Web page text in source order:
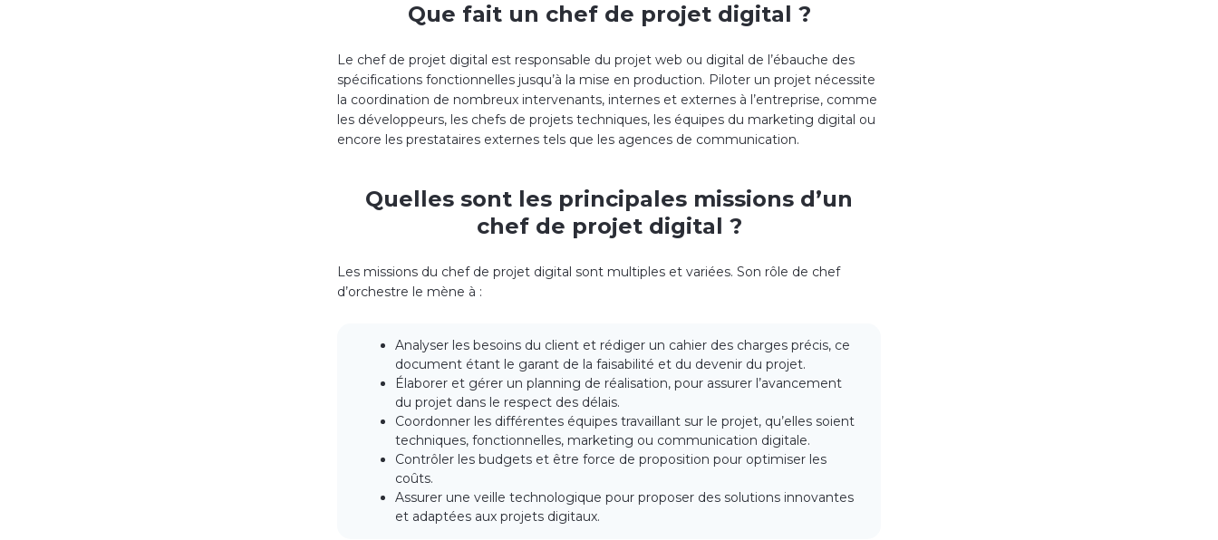
Que fait un chef de projet digital ?
Le chef de projet digital est responsable du projet web ou digital de l’ébauche des
spécifications fonctionnelles jusqu’à la mise en production. Piloter un projet nécessite
la coordination de nombreux intervenants, internes et externes à l’entreprise, comme
les développeurs, les chefs de projets techniques, les équipes du marketing digital ou
encore les prestataires externes tels que les agences de communication.
Quelles sont les principales missions d’un
chef de projet digital ?
Les missions du chef de projet digital sont multiples et variées. Son rôle de chef
d’orchestre le mène à :
Analyser les besoins du client et rédiger un cahier des charges précis, ce
document étant le garant de la faisabilité et du devenir du projet.
Élaborer et gérer un planning de réalisation, pour assurer l’avancement
du projet dans le respect des délais.
Coordonner les différentes équipes travaillant sur le projet, qu’elles soient
techniques, fonctionnelles, marketing ou communication digitale.
Contrôler les budgets et être force de proposition pour optimiser les
coûts.
Assurer une veille technologique pour proposer des solutions innovantes
et adaptées aux projets digitaux.